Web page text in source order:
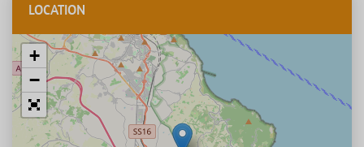
LOCATION
+
−